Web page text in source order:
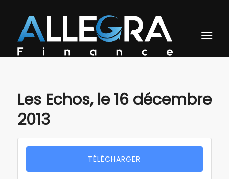
Les Echos, le 16 décembre
2013
TÉLÉCHARGER